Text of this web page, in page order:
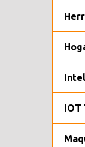
IOT